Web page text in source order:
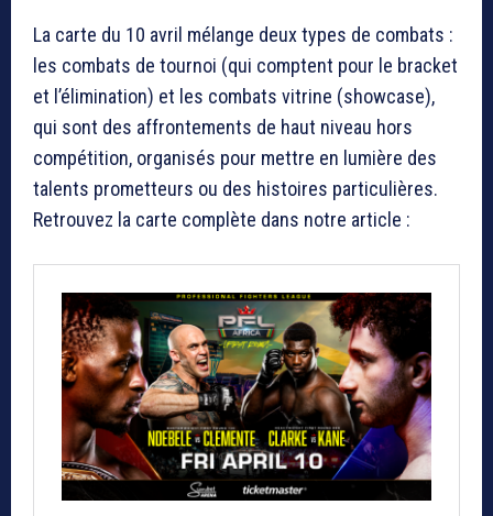
La carte du 10 avril mélange deux types de combats :
les combats de tournoi (qui comptent pour le bracket
et l’élimination) et les combats vitrine (showcase),
qui sont des affrontements de haut niveau hors
compétition, organisés pour mettre en lumière des
talents prometteurs ou des histoires particulières.
Retrouvez la carte complète dans notre article :